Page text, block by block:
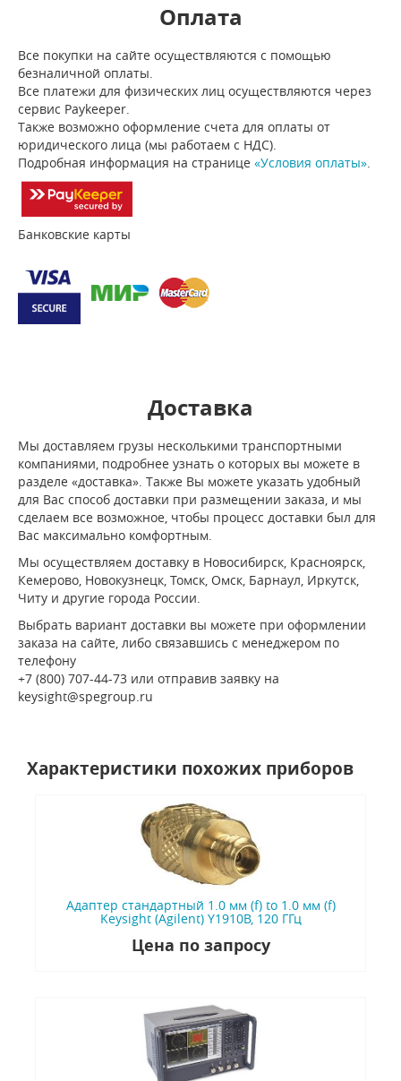
Оплата
Все покупки на сайте осуществляются с помощью
безналичной оплаты.
Все платежи для физических лиц осуществляются через
сервис Paykeeper.
Также возможно оформление счета для оплаты от
юридического лица (мы работаем с НДС).
Подробная информация на странице «Условия оплаты»
Банковские карты
Доставка
Мы доставляем грузы несколькими транспортными
компаниями, подробнее узнать о которых вы можете в
разделе «доставка». Также Вы можете указать удобный
для Вас способ доставки при размещении заказа, и мы
сделаем все возможное, чтобы процесс доставки был для
Вас максимально комфортным.
Мы осуществляем доставку в Новосибирск, Красноярск,
Кемерово, Новокузнецк, Томск, Омск, Барнаул, Иркутск,
Читу и другие города России.
Выбрать вариант доставки вы можете при оформлении
заказа на сайте, либо связавшись с менеджером по
телефону
+7 (800) 707-44-73 или отправив заявку на
keysight@spegroup.ru
Характеристики похожих приборов
Адаптер стандартный 1.0 мм (f) to 1.0 мм (f)
Keysight (Agilent) Y1910B, 120 ГГц
Цена по запросу